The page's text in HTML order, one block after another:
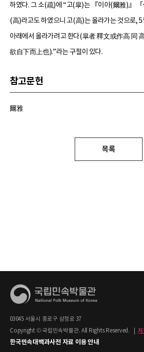
하였다. 그 소(疏)에 “고(皐)는 『이아(爾雅)』
(高)라고도 하였으니 고(高)는 올라가는 것으로,
아래에서 올라가려고 한다(皐者 釋文或作高 同
欲自下而上也).”라는 구절이 있다.
참고문헌
爾雅
목록
03045 서울시 종로구 삼청로 37
Copyright © 국립민속박물관. All Rights Reserved.
저
한국민속대백과사전 자료 이용 안내